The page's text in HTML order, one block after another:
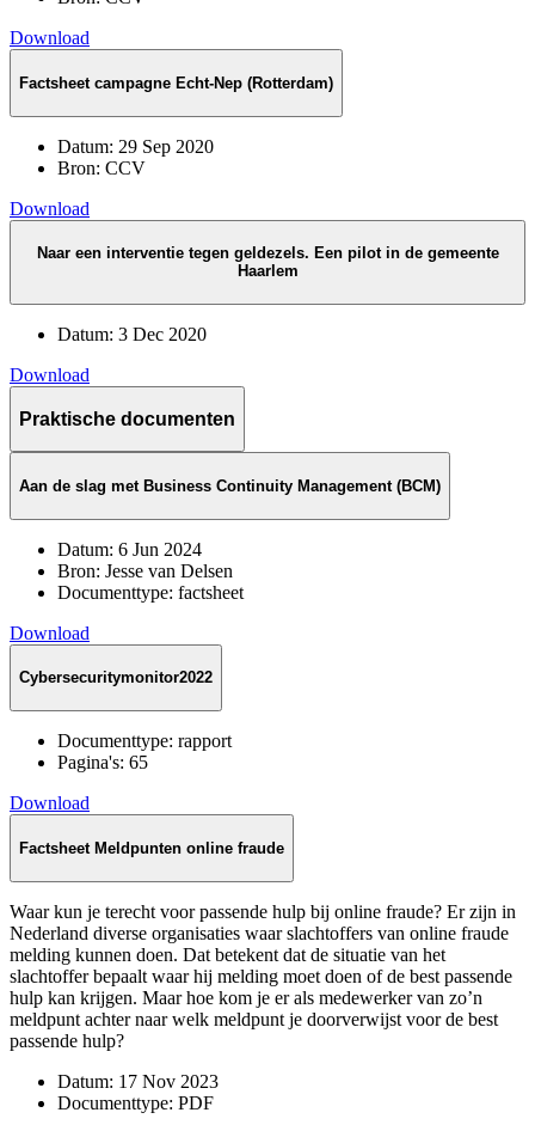
Download
Factsheet campagne Echt-Nep (Rotterdam)
Datum: 29 Sep 2020
Bron: CCV
Download
Naar een interventie tegen geldezels. Een pilot in de gemeente
Haarlem
Datum: 3 Dec 2020
Download
Praktische documenten
Aan de slag met Business Continuity Management (BCM)
Datum: 6 Jun 2024
Bron: Jesse van Delsen
Documenttype: factsheet
Download
Cybersecuritymonitor2022
Documenttype: rapport
Pagina's: 65
Download
Factsheet Meldpunten online fraude
Waar kun je terecht voor passende hulp bij online fraude? Er zijn in
Nederland diverse organisaties waar slachtoffers van online fraude
melding kunnen doen. Dat betekent dat de situatie van het
slachtoffer bepaalt waar hij melding moet doen of de best passende
hulp kan krijgen. Maar hoe kom je er als medewerker van zo’n
meldpunt achter naar welk meldpunt je doorverwijst voor de best
passende hulp?
Datum: 17 Nov 2023
Documenttype: PDF